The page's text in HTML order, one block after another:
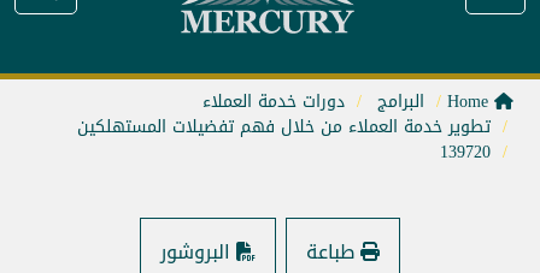
البرامج دورات خدمة العملاء
تطوير خدمة العملاء من خلال فهم تفضيلات المستهلكين
139720
طباعة البروشور